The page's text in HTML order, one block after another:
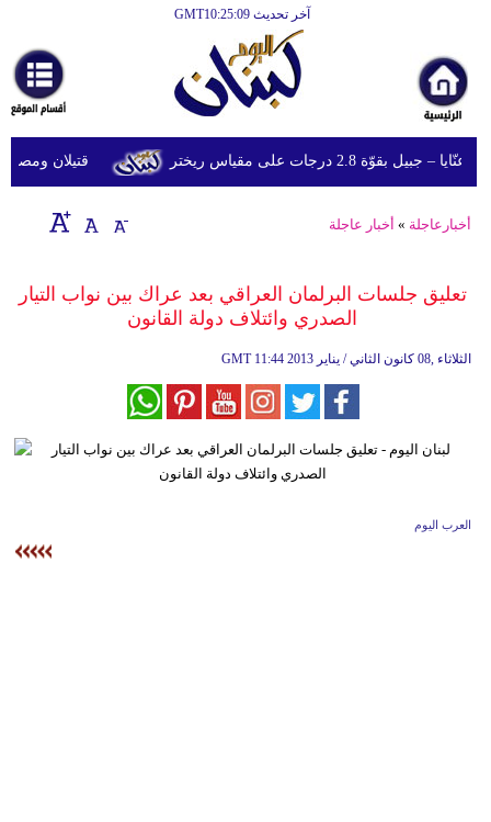
آخر تحديث GMT10:25:09
أخبارعاجلة
رياضة
ثقافة
إقتصاد
وموسيقى
ديكور
قتيلان ومصابون جراء 14 غارة إسرائيلية على 2.8 درجات على مقياس ريختر
أخبارعاجلة » أخبار عاجلة
تعليق جلسات البرلمان العراقي بعد عراك بين نواب التيار
الصدري وائتلاف دولة القانون
GMT 11:44 2013 الثلاثاء ,08 كانون الثاني / يناير
العرب اليوم